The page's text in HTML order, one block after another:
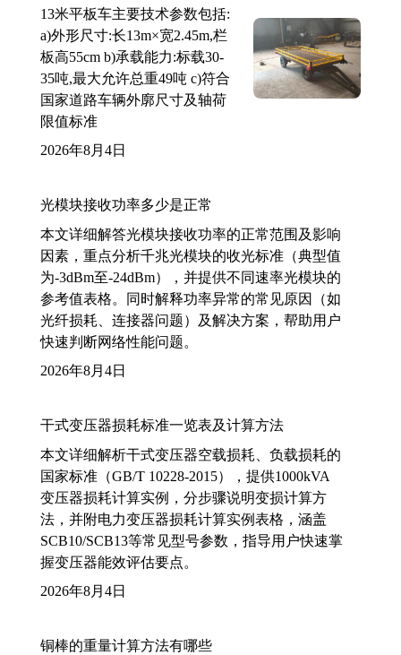
13米平板车主要技术参数包括:
a)外形尺寸:长13m×宽2.45m,栏
板高55cm b)承载能力:标载30-
35吨,最大允许总重49吨 c)符合
国家道路车辆外廓尺寸及轴荷
限值标准
2026年8月4日
光模块接收功率多少是正常
本文详细解答光模块接收功率的正常范围及影响
因素，重点分析千兆光模块的收光标准（典型值
为-3dBm至-24dBm），并提供不同速率光模块的
参考值表格。同时解释功率异常的常见原因（如
光纤损耗、连接器问题）及解决方案，帮助用户
快速判断网络性能问题。
2026年8月4日
干式变压器损耗标准一览表及计算方法
本文详细解析干式变压器空载损耗、负载损耗的
国家标准（GB/T 10228-2015），提供1000kVA
变压器损耗计算实例，分步骤说明变损计算方
法，并附电力变压器损耗计算实例表格，涵盖
SCB10/SCB13等常见型号参数，指导用户快速掌
握变压器能效评估要点。
2026年8月4日
铜棒的重量计算方法有哪些